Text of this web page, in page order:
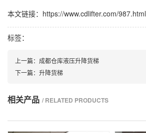
本文链接：https://www.cdlifter.com/987.html
标签：
上一篇： 成都仓库液压升降货梯
下一篇： 升降货梯
相关产品 / RELATED PRODUCTS